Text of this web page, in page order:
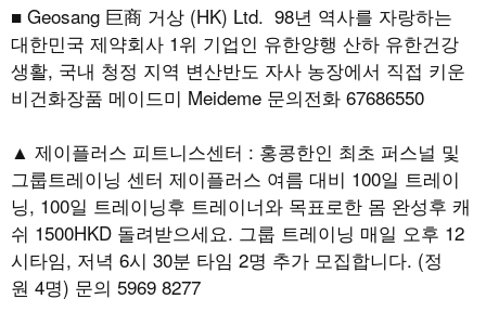
■ Geosang 巨商 거상 (HK) Ltd. 98년 역사를 자랑하는
대한민국 제약회사 1위 기업인 유한양행 산하 유한건강
생활, 국내 청정 지역 변산반도 자사 농장에서 직접 키운
비건화장품 메이드미 Meideme 문의전화 67686550
▲ 제이플러스 피트니스센터 : 홍콩한인 최초 퍼스널 및
그룹트레이닝 센터 제이플러스 여름 대비 100일 트레이
닝, 100일 트레이닝후 트레이너와 목표로한 몸 완성후 캐
쉬 1500HKD 돌려받으세요. 그룹 트레이닝 매일 오후 12
시타임, 저녁 6시 30분 타임 2명 추가 모집합니다. (정
원 4명) 문의 5969 8277